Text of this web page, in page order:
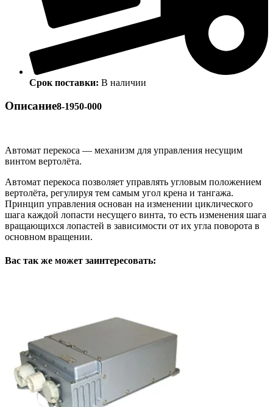
Срок поставки: В наличии
Описание8-1950-000
Автомат перекоса — механизм для управления несущим
винтом вертолёта.
Автомат перекоса позволяет управлять угловым положением
вертолёта, регулируя тем самым угол крена и тангажа.
Принцип управления основан на изменении циклического
шага каждой лопасти несущего винта, то есть изменения шага
вращающихся лопастей в зависимости от их угла поворота в
основном вращении.
Вас так же может заинтересовать: